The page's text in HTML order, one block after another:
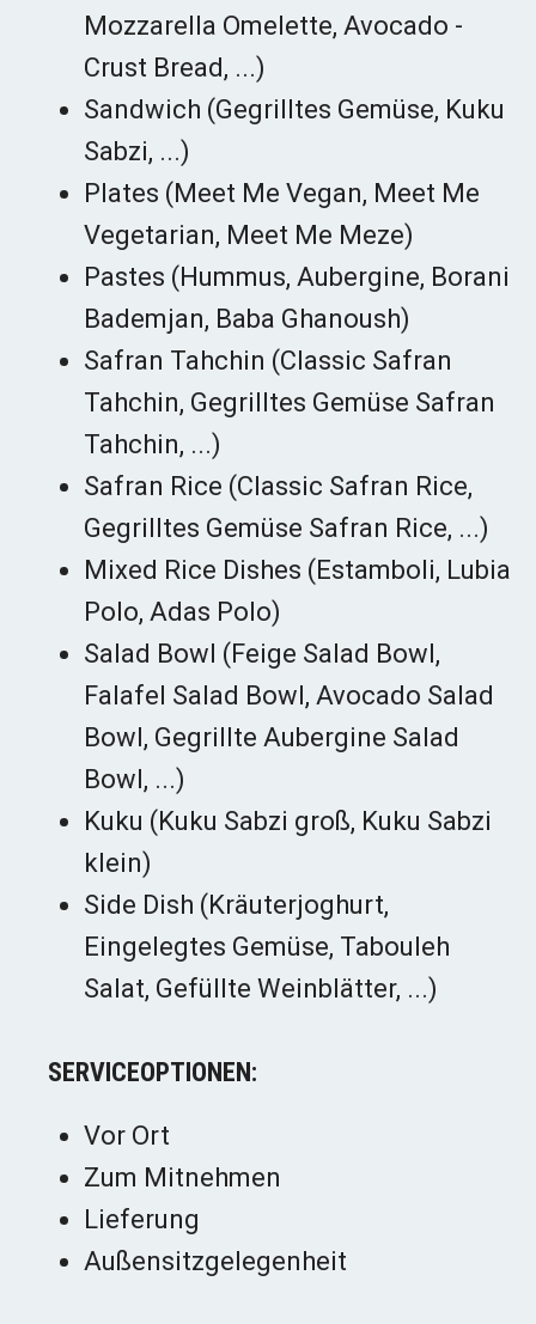
Mozzarella Omelette, Avocado -
Crust Bread, ...)
Sandwich (Gegrilltes Gemüse, Kuku
Sabzi, ...)
Plates (Meet Me Vegan, Meet Me
Vegetarian, Meet Me Meze)
Pastes (Hummus, Aubergine, Borani
Bademjan, Baba Ghanoush)
Safran Tahchin (Classic Safran
Tahchin, Gegrilltes Gemüse Safran
Tahchin, ...)
Safran Rice (Classic Safran Rice,
Gegrilltes Gemüse Safran Rice, ...)
Mixed Rice Dishes (Estamboli, Lubia
Polo, Adas Polo)
Salad Bowl (Feige Salad Bowl,
Falafel Salad Bowl, Avocado Salad
Bowl, Gegrillte Aubergine Salad
Bowl, ...)
Kuku (Kuku Sabzi groß, Kuku Sabzi
klein)
Side Dish (Kräuterjoghurt,
Eingelegtes Gemüse, Tabouleh
Salat, Gefüllte Weinblätter, ...)
SERVICEOPTIONEN:
Vor Ort
Zum Mitnehmen
Lieferung
Außensitzgelegenheit